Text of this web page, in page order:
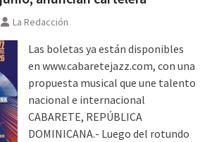
La Redacción
Las boletas ya están disponibles
en www.cabaretejazz.com, con una
propuesta musical que une talento
nacional e internacional
CABARETE, REPÚBLICA
DOMINICANA.- Luego del rotundo